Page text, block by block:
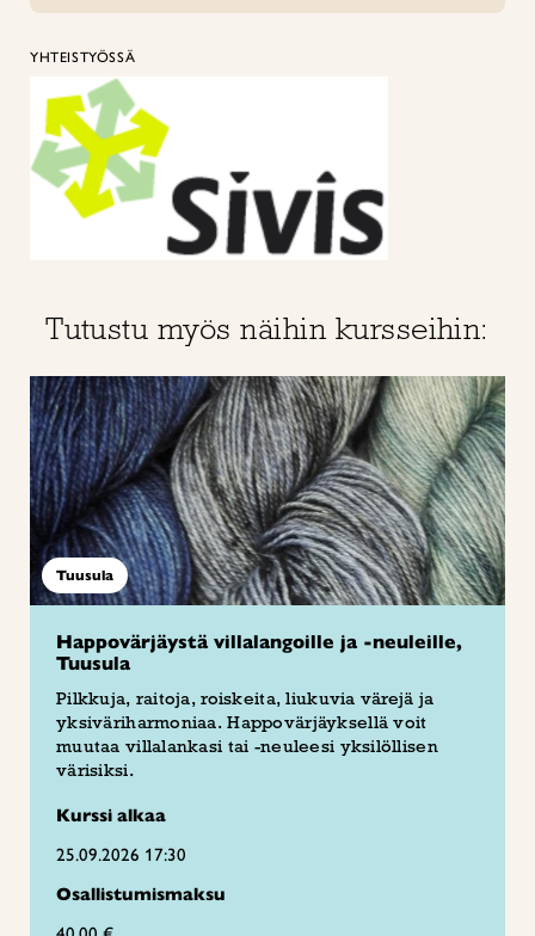
YHTEISTYÖSSÄ
Tutustu myös näihin kursseihin:
Tuusula
Happovärjäystä villalangoille ja -neuleille,
Tuusula
Pilkkuja, raitoja, roiskeita, liukuvia värejä ja
yksiväriharmoniaa. Happovärjäyksellä voit
muutaa villalankasi tai -neuleesi yksilöllisen
värisiksi.
Kurssi alkaa
25.09.2026 17:30
Osallistumismaksu